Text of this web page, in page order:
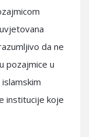
da ne
pozajmice u
institucije koje